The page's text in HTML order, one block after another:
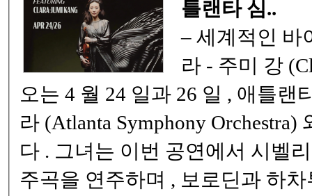
틀랜타 심..
– 세계적인 바이올리니스트 클라
라 - 주미 강 (Clara-Jumi Kang) 이
오는 4 월 24 일과 26 일 , 애틀랜타 심포니 오케스트
라 (Atlanta Symphony Orchestra) 와 함께 무대에 오른
다 . 그녀는 이번 공연에서 시벨리우스 바이올린 협
주곡을 연주하며 , 보로딘과 하차투리안의 작품들과